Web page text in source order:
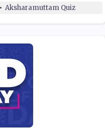
Aksharamuttam Quiz